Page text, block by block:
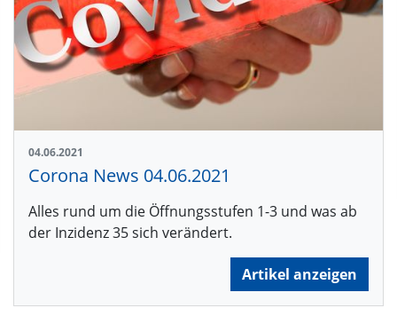
04.06.2021
Corona News 04.06.2021
Alles rund um die Öffnungsstufen 1-3 und was ab
der Inzidenz 35 sich verändert.
Artikel anzeigen